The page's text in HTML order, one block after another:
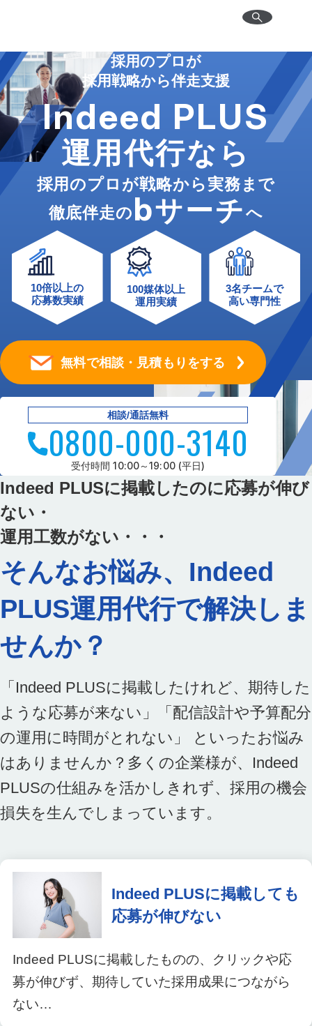
採用のプロが
採用戦略から伴走支援
Indeed PLUS
運用代行なら
採用のプロが戦略から実務まで
徹底伴走のbサーチへ
10倍以上の
応募数実績
100媒体以上
運用実績
3名チームで
高い専門性
無料で相談・見積もりをする
相談/通話無料
受付時間 10:00～19:00 (平日)
0800-000-3140
Indeed PLUSに掲載したのに応募が伸び
ない・
運用工数がない・・・
そんなお悩み、Indeed
PLUS運用代行で解決しま
せんか？
「Indeed PLUSに掲載したけれど、期待した
ような応募が来ない」「配信設計や予算配分
の運用に時間がとれない」 といったお悩み
はありませんか？多くの企業様が、Indeed
PLUSの仕組みを活かしきれず、採用の機会
損失を生んでしまっています。
Indeed PLUSに掲載しても
応募が伸びない
Indeed PLUSに掲載したものの、クリックや応
募が伸びず、期待していた採用成果につながら
ない…